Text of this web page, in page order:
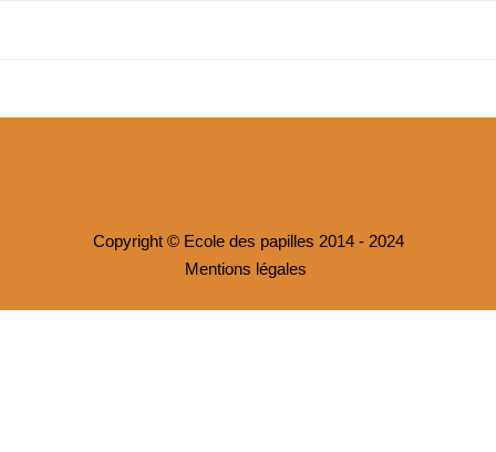
Copyright © Ecole des papilles 2014 - 2024
Mentions légales